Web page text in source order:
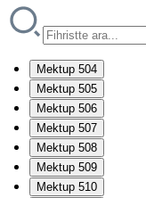
Mektup 504
Mektup 505
Mektup 506
Mektup 507
Mektup 508
Mektup 509
Mektup 510